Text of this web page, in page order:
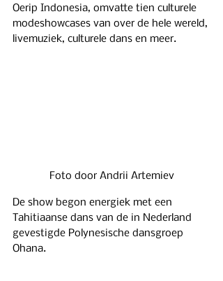
Oerip Indonesia, omvatte tien culturele
modeshowcases van over de hele wereld,
livemuziek, culturele dans en meer.
Foto door Andrii Artemiev
De show begon energiek met een
Tahitiaanse dans van de in Nederland
gevestigde Polynesische dansgroep
Ohana.